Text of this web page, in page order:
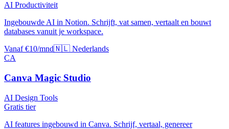
AI Productiviteit
Ingebouwde AI in Notion. Schrijft, vat samen, vertaalt en bouwt
databases vanuit je workspace.
Vanaf €10/mnd🇳🇱 Nederlands
CA
Canva Magic Studio
AI Design Tools
Gratis tier
AI features ingebouwd in Canva. Schrijf, vertaal, genereer